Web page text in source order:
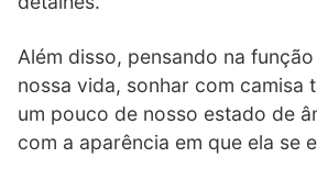
Além disso, pensando na
nossa vida, sonhar com camisa
um pouco de nosso estado de
com a aparência em que ela se